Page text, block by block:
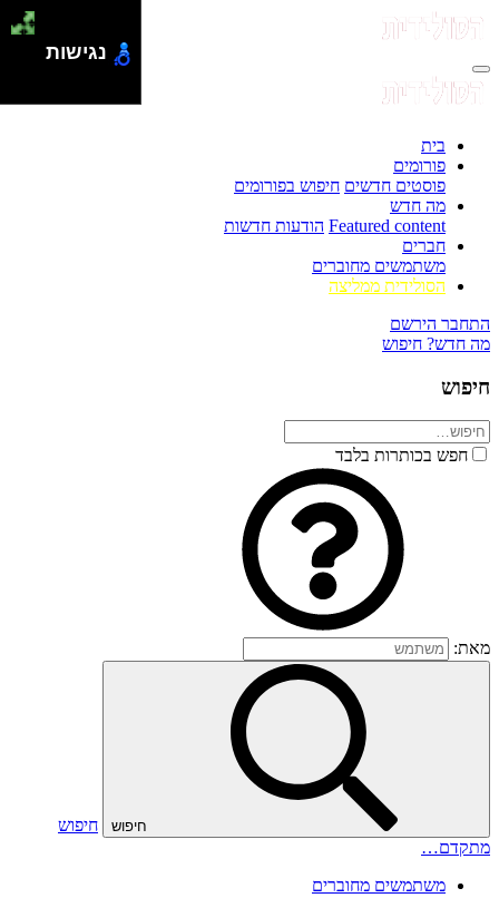
בית
פורומים
פוסטים חדשים חיפוש בפורומים
מה חדש
Featured content הודעות חדשות
חברים
משתמשים מחוברים
הסולידית ממליצה
התחבר הירשם
מה חדש? חיפוש
חיפוש
חפש בכותרות בלבד
מאת:
חיפוש
חיפוש
מתקדם…
משתמשים מחוברים
נגישות